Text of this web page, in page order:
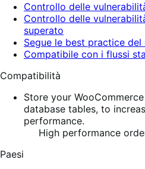
Controllo delle
Controllo delle
superato
Segue le best practice
Compatibile con i flussi
Compatibilità
Store your
database tables, to
performance.
High performance
Paesi